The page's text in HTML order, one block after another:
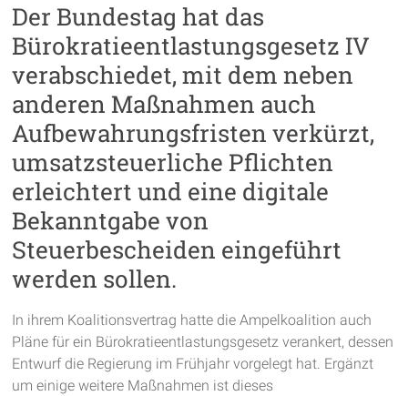
Der Bundestag hat das
Bürokratieentlastungsgesetz IV
verabschiedet, mit dem neben
anderen Maßnahmen auch
Aufbewahrungsfristen verkürzt,
umsatzsteuerliche Pflichten
erleichtert und eine digitale
Bekanntgabe von
Steuerbescheiden eingeführt
werden sollen.
In ihrem Koalitionsvertrag hatte die Ampelkoalition auch
Pläne für ein Bürokratieentlastungsgesetz verankert, dessen
Entwurf die Regierung im Frühjahr vorgelegt hat. Ergänzt
um einige weitere Maßnahmen ist dieses